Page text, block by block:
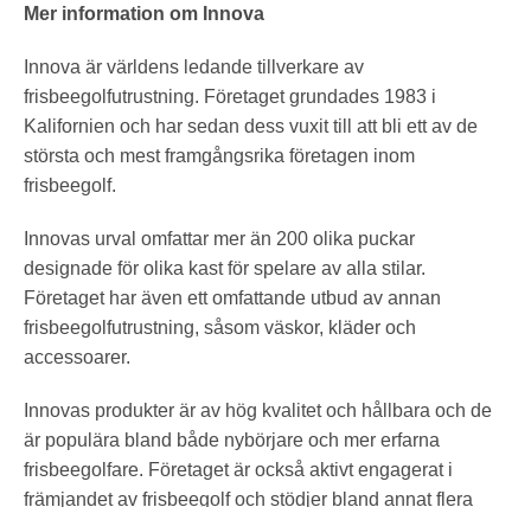
Mer information om Innova
Innova är världens ledande tillverkare av
frisbeegolfutrustning. Företaget grundades 1983 i
Kalifornien och har sedan dess vuxit till att bli ett av de
största och mest framgångsrika företagen inom
frisbeegolf.
Innovas urval omfattar mer än 200 olika puckar
designade för olika kast för spelare av alla stilar.
Företaget har även ett omfattande utbud av annan
frisbeegolfutrustning, såsom väskor, kläder och
accessoarer.
Innovas produkter är av hög kvalitet och hållbara och de
är populära bland både nybörjare och mer erfarna
frisbeegolfare. Företaget är också aktivt engagerat i
främjandet av frisbeegolf och stödjer bland annat flera